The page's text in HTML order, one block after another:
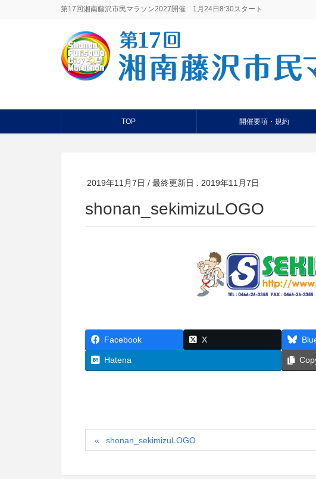
第17回湘南藤沢市民マラソン2027開催 1月24日8:30スタート
TOP 開催要項・規約
2019年11月7日 / 最終更新日 : 2019年11月7日
shonan_sekimizuLOGO
Facebook X
Hatena
shonan_sekimizuLOGO